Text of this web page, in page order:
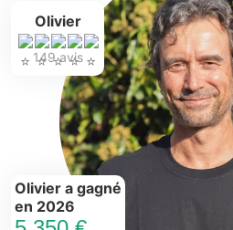
l'aménagement paysager,
davantage. Pour un devis
recommandé de
qui pourra s'adapter à vos
Comment réserver un
rognon ?